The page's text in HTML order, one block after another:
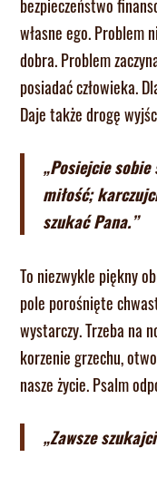
bezpieczeństwo
własne ego. Problem
dobra. Problem
posiadać człowieka.
Daje także drogę
„Posiejcie
miłość;
szukać Pana.”
To niezwykle piękny
pole porośnięte
wystarczy. Trzeba na
korzenie grzechu,
nasze życie. Psalm
„Zawsze